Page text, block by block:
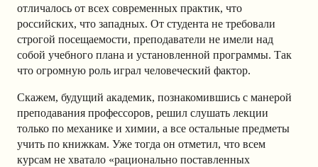
отличалось от всех современных практик, что
российских, что западных. От студента не требовали
строгой посещаемости, преподаватели не имели над
собой учебного плана и установленной программы. Так
что огромную роль играл человеческий фактор.
Скажем, будущий академик, познакомившись с манерой
преподавания профессоров, решил слушать лекции
только по механике и химии, а все остальные предметы
учить по книжкам. Уже тогда он отметил, что всем
курсам не хватало «рационально поставленных